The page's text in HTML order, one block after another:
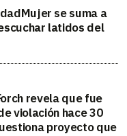
se suma a
latidos del
revela que fue
violación hace 30
proyecto que